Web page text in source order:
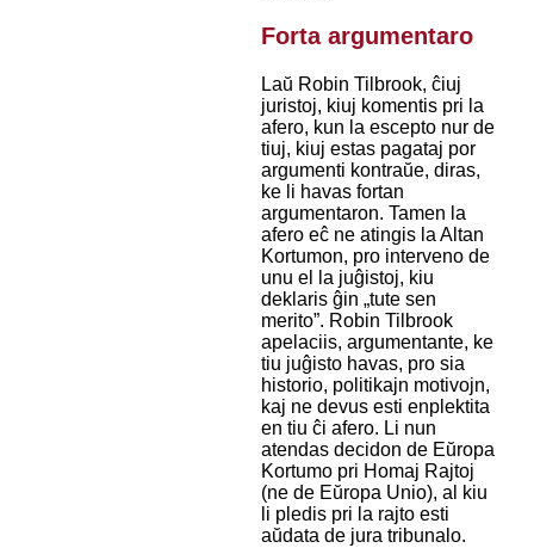
Forta argumentaro
Laŭ Robin Tilbrook, ĉiuj
juristoj, kiuj komentis pri la
afero, kun la escepto nur de
tiuj, kiuj estas pagataj por
argumenti kontraŭe, diras,
ke li havas fortan
argumentaron. Tamen la
afero eĉ ne atingis la Altan
Kortumon, pro interveno de
unu el la juĝistoj, kiu
deklaris ĝin „tute sen
merito”. Robin Tilbrook
apelaciis, argumentante, ke
tiu juĝisto havas, pro sia
historio, politikajn motivojn,
kaj ne devus esti enplektita
en tiu ĉi afero. Li nun
atendas decidon de Eŭropa
Kortumo pri Homaj Rajtoj
(ne de Eŭropa Unio), al kiu
li pledis pri la rajto esti
aŭdata de jura tribunalo.